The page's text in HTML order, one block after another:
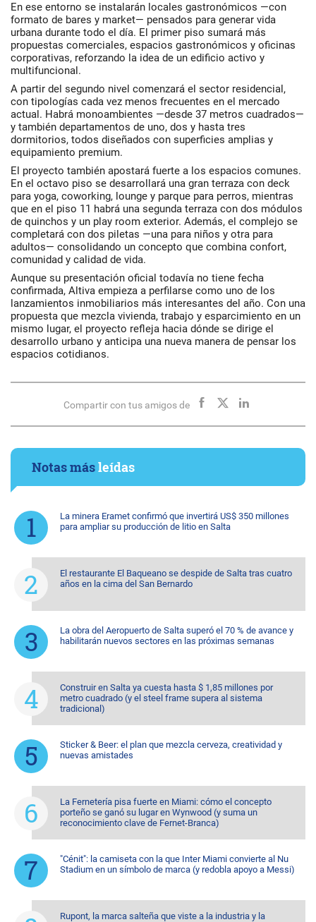
En ese entorno se instalarán locales gastronómicos —con
formato de bares y market— pensados para generar vida
urbana durante todo el día. El primer piso sumará más
propuestas comerciales, espacios gastronómicos y oficinas
corporativas, reforzando la idea de un edificio activo y
multifuncional.
A partir del segundo nivel comenzará el sector residencial,
con tipologías cada vez menos frecuentes en el mercado
actual. Habrá monoambientes —desde 37 metros cuadrados—
y también departamentos de uno, dos y hasta tres
dormitorios, todos diseñados con superficies amplias y
equipamiento premium.
El proyecto también apostará fuerte a los espacios comunes.
En el octavo piso se desarrollará una gran terraza con deck
para yoga, coworking, lounge y parque para perros, mientras
que en el piso 11 habrá una segunda terraza con dos módulos
de quinchos y un play room exterior. Además, el complejo se
completará con dos piletas —una para niños y otra para
adultos— consolidando un concepto que combina confort,
comunidad y calidad de vida.
Aunque su presentación oficial todavía no tiene fecha
confirmada, Altiva empieza a perfilarse como uno de los
lanzamientos inmobiliarios más interesantes del año. Con una
propuesta que mezcla vivienda, trabajo y esparcimiento en un
mismo lugar, el proyecto refleja hacia dónde se dirige el
desarrollo urbano y anticipa una nueva manera de pensar los
espacios cotidianos.
Compartir con tus amigos de
Notas másleídas
La minera Eramet confirmó que invertirá US$ 350 millones
para ampliar su producción de litio en Salta
El restaurante El Baqueano se despide de Salta tras cuatro
años en la cima del San Bernardo
La obra del Aeropuerto de Salta superó el 70 % de avance y
habilitarán nuevos sectores en las próximas semanas
Construir en Salta ya cuesta hasta $ 1,85 millones por
metro cuadrado (y el steel frame supera al sistema
tradicional)
Sticker & Beer: el plan que mezcla cerveza, creatividad y
nuevas amistades
La Fernetería pisa fuerte en Miami: cómo el concepto
porteño se ganó su lugar en Wynwood (y suma un
reconocimiento clave de Fernet-Branca)
"Cénit": la camiseta con la que Inter Miami convierte al Nu
Stadium en un símbolo de marca (y redobla apoyo a Messi)
Rupont, la marca salteña que viste a la industria y la